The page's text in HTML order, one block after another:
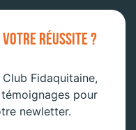
RÉUSSITE ?
Fidaquitaine,
pour
newletter.